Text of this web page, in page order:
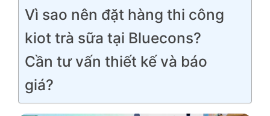
Vì sao nên đặt hàng thi công
kiot trà sữa tại Bluecons?
Cần tư vấn thiết kế và báo
giá?